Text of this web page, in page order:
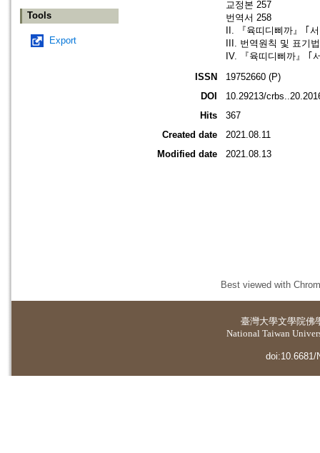
Tools
Export
교정본 257
번역서 258
II. 『육띠디삐까』 ｢
III. 번역원칙 및 표기
IV. 『육띠디삐까』 ｢
ISSN
19752660 (P)
DOI
10.29213/
Hits
367
Created date
2021.08.11
Modified date
2021.08.13
Best viewed with
臺灣大學文學院佛
National Taiwan
doi:10.6681/